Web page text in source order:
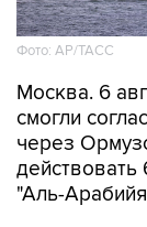
Фото: AP/ТАСС
Москва. 6
смогли
через
"Аль-